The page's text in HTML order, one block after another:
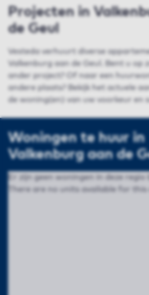
Projecten in
de Geul
Vesteda verhuurt diverse
Valkenburg aan de Geul. Bent u op
ander project? Of naar een
andere plaats? Bekijk het actuele
de woning(en) van uw voorkeur en
Woningen te huur in
Valkenburg aan de
Er zijn geen woningen in deze regio
There are no units available for this